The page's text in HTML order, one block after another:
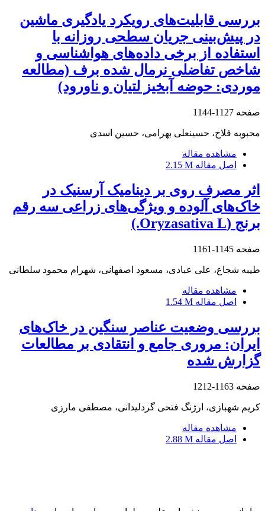
بررسی قابلیت‌های رویکرد یادگیری ماشین
در پیش‌بینی جریان سطحی روزانه با
استفاده از برخی داده‌های هواشناسی و
شاخص تفاضلی نرمال شده برف (مطالعه
موردی: حوضه آبخیز لتیان و ناورود)
صفحه 1127-1144
محبوبه فلاح، حسینعلی بهرامی، حسین اسدی
مشاهده مقاله
اصل مقاله 2.15 M
اثر مصرف روی بر دینامیک آرسنیک در
خاک‌های آلوده و ویژگی‌های زراعی سه رقم
برنج (Oryzasativa L.)
صفحه 1145-1161
طیبه شجاع، علی عبادی، مسعود اصفهانی، شهرام محمود سلطانی
مشاهده مقاله
اصل مقاله 1.54 M
بررسی وضعیت عناصر سنگین در خاک‌های
ایران: مروری جامع و انتقادی بر مطالعات
گزارش شده
صفحه 1163-1212
کریم شهبازی، ارژنگ فتحی گردلیدانی، مصطفی مارزی
مشاهده مقاله
اصل مقاله 2.88 M